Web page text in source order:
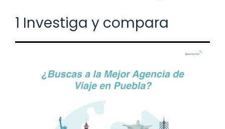
1 Investiga y compara